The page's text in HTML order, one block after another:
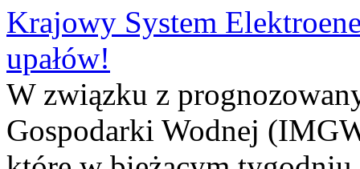
Krajowy System
upałów!
W związku z
Gospodarki Wodnej